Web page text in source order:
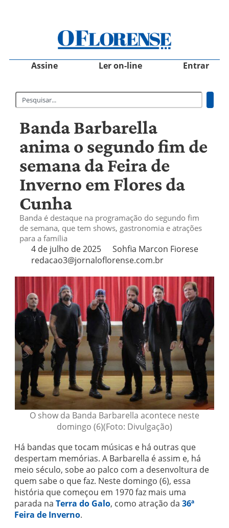
Assine Ler on-line Entrar
Banda Barbarella
anima o segundo fim de
semana da Feira de
Inverno em Flores da
Cunha
Banda é destaque na programação do segundo fim
de semana, que tem shows, gastronomia e atrações
para a família
4 de julho de 2025
Sohfia Marcon Fiorese
redacao3@jornaloflorense.com.br
O show da Banda Barbarella acontece neste
domingo (6)(Foto: Divulgação)
Há bandas que tocam músicas e há outras que
despertam memórias. A Barbarella é assim e, há
meio século, sobe ao palco com a desenvoltura de
quem sabe o que faz. Neste domingo (6), essa
história que começou em 1970 faz mais uma
parada na Terra do Galo, como atração da 36ª
Feira de Inverno.